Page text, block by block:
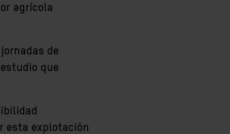
agrícola
de
que
esta explotación